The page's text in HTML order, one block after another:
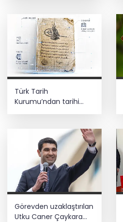
mesajı
Türk Tarih
Kurumu’ndan tarihi
içerikler tek platformda
Görevden uzaklaştırılan
Utku Caner Çaykara